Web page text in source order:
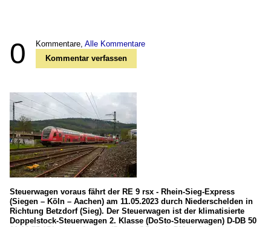
0 Kommentare, Alle Kommentare
Kommentar verfassen
Steuerwagen voraus fährt der RE 9 rsx - Rhein-Sieg-Express
(Siegen – Köln – Aachen) am 11.05.2023 durch Niederschelden in
Richtung Betzdorf (Sieg). Der Steuerwagen ist der klimatisierte
Doppelstock-Steuerwagen 2. Klasse (DoSto-Steuerwagen) D-DB 50